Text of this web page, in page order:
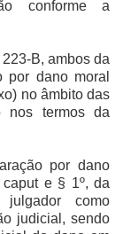
conforme a
B, ambos da
por dano moral
no âmbito das
nos termos da
por dano
e § 1º, da
como
judicial, sendo